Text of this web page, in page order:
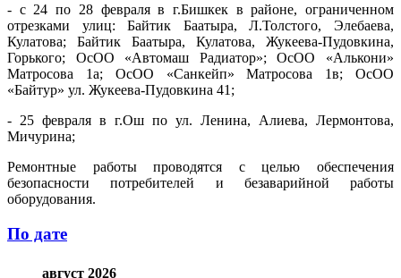
- с 24 по 28 февраля в г.Бишкек в районе, ограниченном
отрезками улиц: Байтик Баатыра, Л.Толстого, Элебаева,
Кулатова; Байтик Баатыра, Кулатова, Жукеева-Пудовкина,
Горького; ОсОО «Автомаш Радиатор»; ОсОО «Алькони»
Матросова 1а; ОсОО «Санкейп» Матросова 1в; ОсОО
«Байтур» ул. Жукеева-Пудовкина 41;
- 25 февраля в г.Ош по ул. Ленина, Алиева, Лермонтова,
Мичурина;
Ремонтные работы проводятся с целью обеспечения
безопасности потребителей и безаварийной работы
оборудования.
По дате
август 2026